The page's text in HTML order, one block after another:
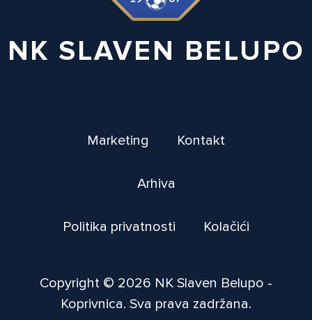
NK SLAVEN BELUPO
Marketing Kontakt
Arhiva
Politika privatnosti Kolačići
Copyright © 2026 NK Slaven Belupo -
Koprivnica. Sva prava zadržana.